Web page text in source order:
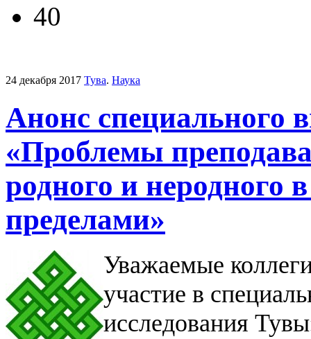
40
24 декабря 2017 Тува. Наука
Анонс специального
«Проблемы
родного и неродного
пределами»
Уважаемые
участие в
исследования